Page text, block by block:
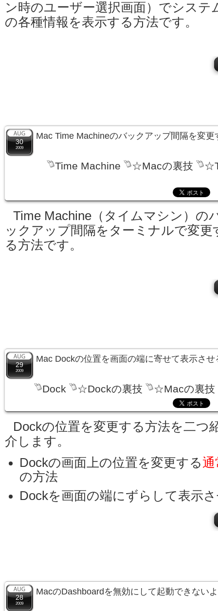
ン時のユーザー選択画面）でシステ
の各種情報を表示する方法です。
30
2009
Mac Time Machineのバックアップ間隔を変更
Time Machine ☆Macの裏技
Time Machine（タイムマシン）の
ックアップ間隔をターミナルで変更
る方法です。
29
2009
Mac Dockの位置を画面の端に寄せて表示させ
Dock ☆Dockの裏技 ☆Macの裏技
Dockの位置を変更する方法を二つ
介します。
Dockの画面上の位置を変更する通
の方法
Dockを画面の端にずらして表示
28
2009
MacのDashboardを無効にして起動できない